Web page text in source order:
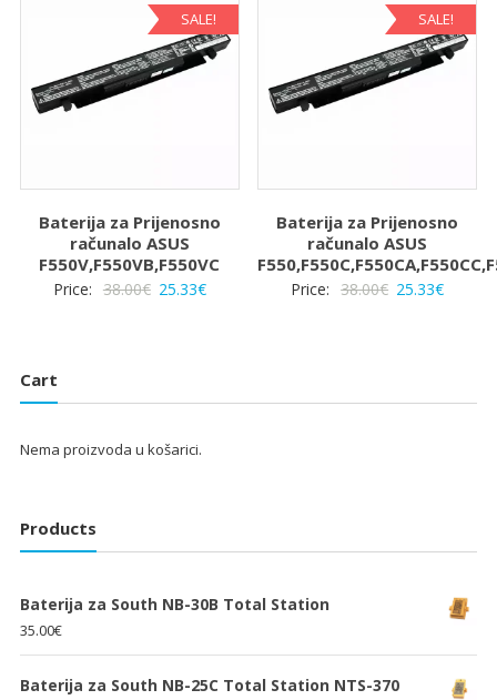
38.00€.
38.00€.
SALE!
Baterija za Prijenosno
računalo ASUS
F550V,F550VB,F550VC
Price: 38.00€ Izvorna
38.00€.
25.33€Trenutna
SALE!
Baterija za Prijenosno
računalo ASUS
Price: 38.00€ Izvorna
38.00€.
25.33€
Cart
Nema proizvoda u košarici.
Products
Baterija za South NB-30B Total Station
35.00€
Baterija za South NB-25C Total Station NTS-370